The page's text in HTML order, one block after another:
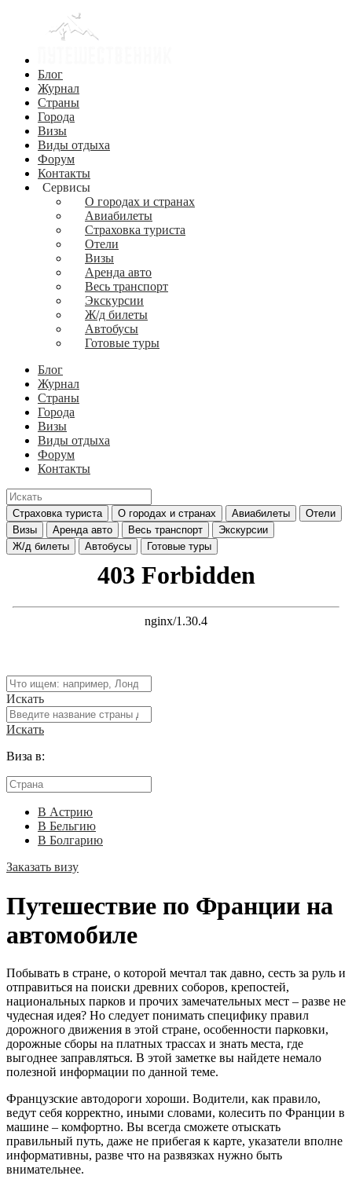
Блог
Журнал
Страны
Города
Визы
Виды отдыха
Форум
Контакты
Сервисы
О городах и странах
Авиабилеты
Страховка туриста
Отели
Визы
Аренда авто
Весь транспорт
Экскурсии
Ж/д билеты
Автобусы
Готовые туры
Блог
Журнал
Страны
Города
Визы
Виды отдыха
Форум
Контакты
Страховка туриста О городах и странах Авиабилеты
Отели
Визы
Аренда авто Весь транспорт
Экскурсии
Ж/д билеты
Автобусы Готовые туры
Искать
Искать
Виза в:
В Астрию
В Бельгию
В Болгарию
Заказать визу
Путешествие по Франции на
автомобиле
Побывать в стране, о которой мечтал так давно, сесть за руль и
отправиться на поиски древних соборов, крепостей,
национальных парков и прочих замечательных мест – разве не
чудесная идея? Но следует понимать специфику правил
дорожного движения в этой стране, особенности парковки,
дорожные сборы на платных трассах и знать места, где
выгоднее заправляться. В этой заметке вы найдете немало
полезной информации по данной теме.
Французские автодороги хороши. Водители, как правило,
ведут себя корректно, иными словами, колесить по Франции в
машине – комфортно. Вы всегда сможете отыскать
правильный путь, даже не прибегая к карте, указатели вполне
информативны, разве что на развязках нужно быть
внимательнее.